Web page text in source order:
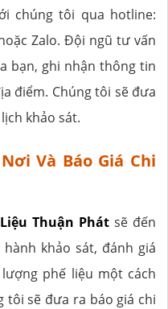
chúng tôi qua hotline:
Zalo. Đội ngũ tư vấn
bạn, ghi nhận thông tin
điểm. Chúng tôi sẽ đưa
khảo sát.
Và Báo Giá Chi
Thuận Phát sẽ đến
khảo sát, đánh giá
phế liệu một cách
tôi sẽ đưa ra báo giá chi